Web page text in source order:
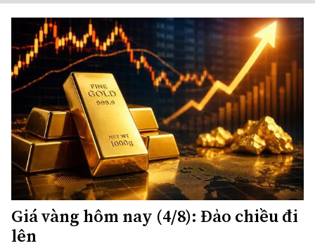
Giá vàng hôm nay (4/8): Đảo chiều đi
lên